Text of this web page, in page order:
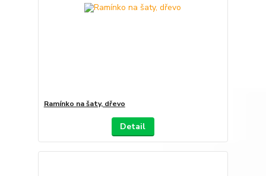
Ramínko na šaty, dřevo
Detail